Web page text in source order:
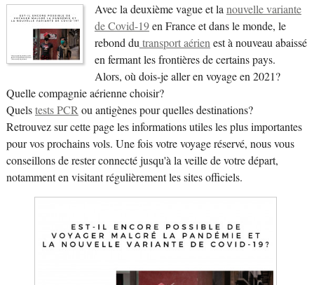
Avec la deuxième vague et lanouvelle variante
de Covid-19en France et dans le monde, le
rebond dutransport aérienest à nouveau abaissé
en fermant les frontières de certains pays.
Alors, où dois-je aller en voyage en 2021?
Quelle compagnie aérienne choisir?
Quelstests PCRou antigènes pour quelles destinations?
Retrouvez sur cette page les informations utiles les plus importantes
pour vos prochains vols. Une fois votre voyage réservé, nous vous
conseillons de rester connecté jusqu'à la veille de votre départ,
notamment en visitant régulièrement les sites officiels.